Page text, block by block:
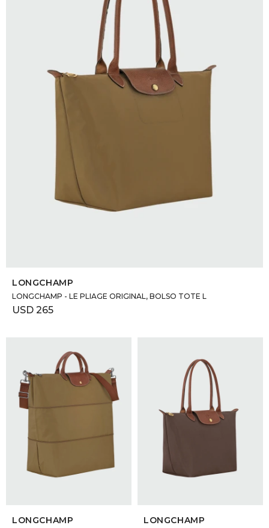
LONGCHAMP
LONGCHAMP - LE PLIAGE ORIGINAL, BOLSO TOTE L
USD 265
LONGCHAMP LONGCHAMP